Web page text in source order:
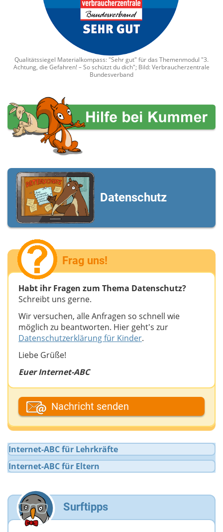
Qualitätssiegel Materialkompass: "Sehr gut" für das Themenmodul "3.
Achtung, die Gefahren! – So schützt du dich"; Bild: Verbraucherzentrale
Bundesverband
Datenschutz
Frag uns!
Habt ihr Fragen zum Thema Datenschutz?
Schreibt uns gerne.
Wir versuchen, alle Anfragen so schnell wie
möglich zu beantworten. Hier geht's zur
Datenschutzerklärung für Kinder.
Liebe Grüße!
Euer Internet-ABC
Dein Vor- oder Spitzname
Deine E-Mail-Adresse (wenn du eine Antwort
möchtest)
Deine Nachricht
Nachricht senden
Internet-ABC für Lehrkräfte
Internet-ABC für Eltern
Surftipps